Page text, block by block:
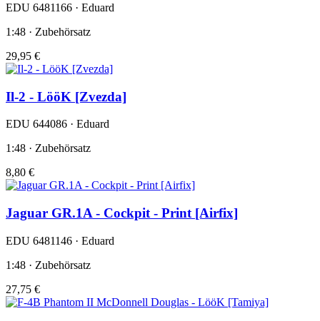
EDU 6481166 · Eduard
1:48 · Zubehörsatz
29,95 €
Il-2 - LööK [Zvezda]
EDU 644086 · Eduard
1:48 · Zubehörsatz
8,80 €
Jaguar GR.1A - Cockpit - Print [Airfix]
EDU 6481146 · Eduard
1:48 · Zubehörsatz
27,75 €